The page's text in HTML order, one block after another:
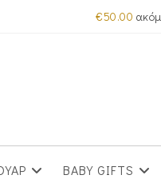
€50.00
BABY GIFTS